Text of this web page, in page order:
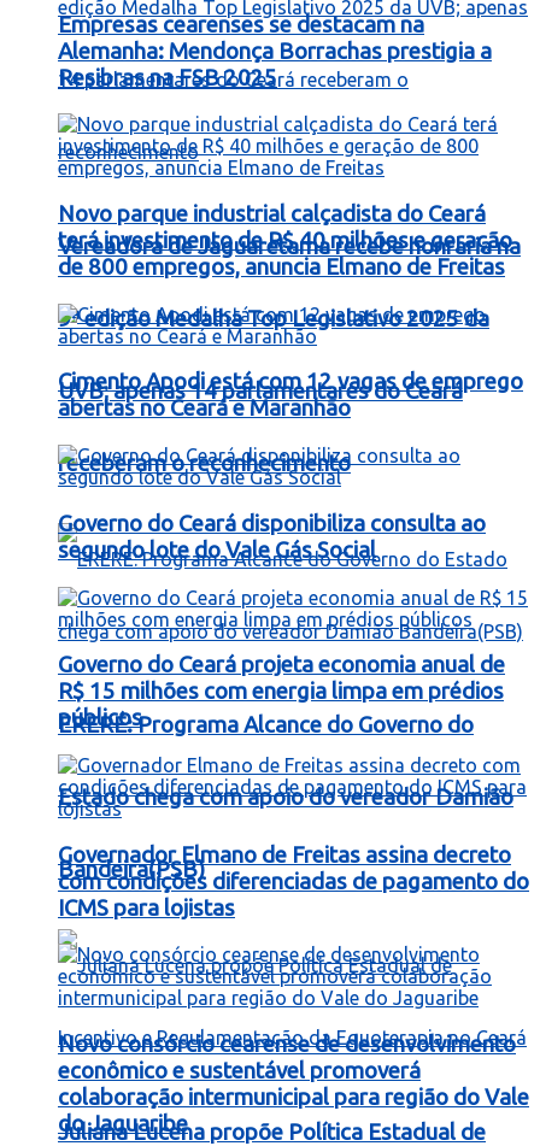
Vereadora de Jaguaretama recebe honraria na
9ª edição Medalha Top Legislativo 2025 da
UVB; apenas 14 parlamentares do Ceará
receberam o reconhecimento
ERERÉ: Programa Alcance do Governo do
Estado chega com apoio do vereador Damião
Bandeira(PSB)
Juliana Lucena propõe Política Estadual de
Empresas cearenses se destacam na
Alemanha: Mendonça Borrachas prestigia a
Resibras na FSB 2025
Novo parque industrial calçadista do Ceará
terá investimento de R$ 40 milhões e geração
de 800 empregos, anuncia Elmano de Freitas
Cimento Apodi está com 12 vagas de emprego
abertas no Ceará e Maranhão
Governo do Ceará disponibiliza consulta ao
segundo lote do Vale Gás Social
Governo do Ceará projeta economia anual de
R$ 15 milhões com energia limpa em prédios
públicos
Governador Elmano de Freitas assina decreto
com condições diferenciadas de pagamento do
ICMS para lojistas
Novo consórcio cearense de desenvolvimento
econômico e sustentável promoverá
colaboração intermunicipal para região do Vale
do Jaguaribe